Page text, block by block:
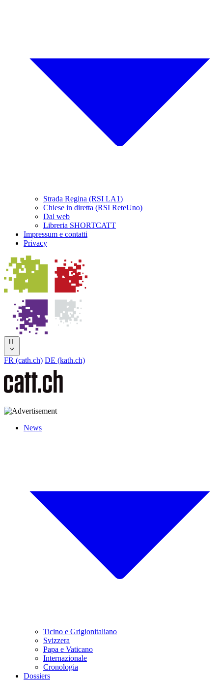
Strada Regina (RSI LA1)
Chiese in diretta (RSI ReteUno)
Dal web
Libreria SHORTCATT
Impressum e contatti
Privacy
IT
FR (cath.ch) DE (kath.ch)
News
Ticino e Grigionitaliano
Svizzera
Papa e Vaticano
Internazionale
Cronologia
Dossiers